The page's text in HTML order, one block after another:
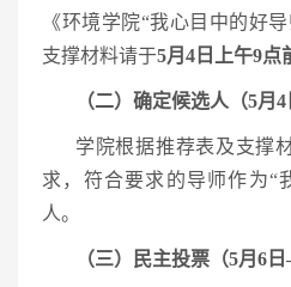
《环境学院“我心目中的好
支撑材料请于5月4日上午9点
（二）确定候选人（5月
学院根据推荐表及支撑
求，符合要求的导师作为“
人。
（三）民主投票（5月6